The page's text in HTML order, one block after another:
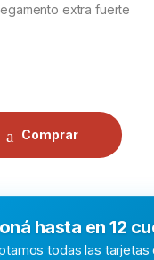
extra fuerte
Comprar
hasta en 12
todas las